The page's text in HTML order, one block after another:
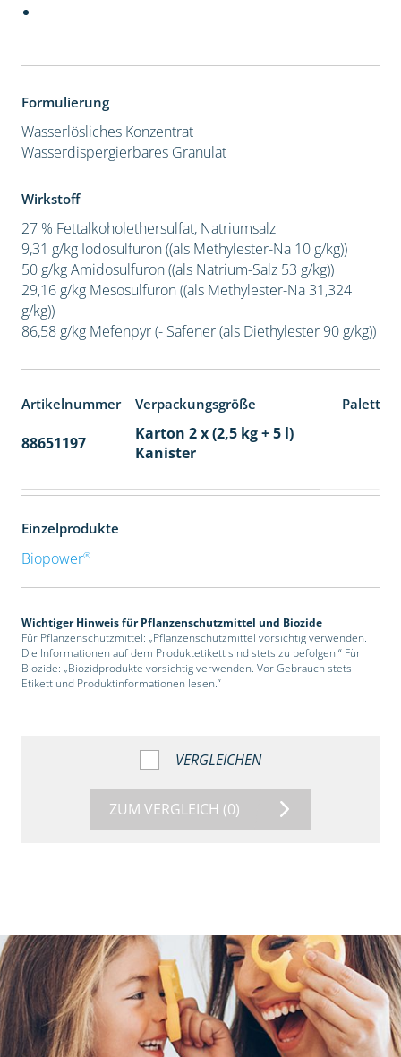
Formulierung
Wasserlösliches Konzentrat
Wasserdispergierbares Granulat
Wirkstoff
27 % Fettalkoholethersulfat, Natriumsalz
9,31 g/kg Iodosulfuron ((als Methylester-Na 10 g/kg))
50 g/kg Amidosulfuron ((als Natrium-Salz 53 g/kg))
29,16 g/kg Mesosulfuron ((als Methylester-Na 31,324
g/kg))
86,58 g/kg Mefenpyr (- Safener (als Diethylester 90 g/kg))
Artikelnummer Verpackungsgröße
88651197
Karton 2 x (2,5 kg + 5 l)
Kanister
Einzelprodukte
Biopower®
Wichtiger Hinweis für Pflanzenschutzmittel und Biozide
Für Pflanzenschutzmittel: „Pflanzenschutzmittel vorsichtig verwenden.
Die Informationen auf dem Produktetikett sind stets zu befolgen.“ Für
Biozide: „Biozidprodukte vorsichtig verwenden. Vor Gebrauch stets
Etikett und Produktinformationen lesen.“
VERGLEICHEN
ZUM VERGLEICH (0)